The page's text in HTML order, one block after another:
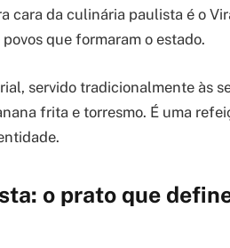
cara da culinária paulista é o
que formaram o estado.
servido tradicionalmente às
frita e torresmo. É uma
o prato que